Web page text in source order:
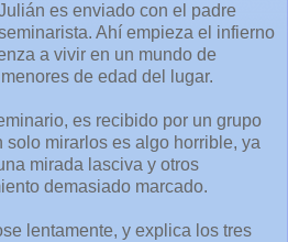
es enviado con el padre
Ahí empieza el infierno
a vivir en un mundo de
de edad del lugar.
es recibido por un grupo
solo mirarlos es algo horrible, ya
mirada lasciva y otros
demasiado marcado.
lentamente, y explica los tres